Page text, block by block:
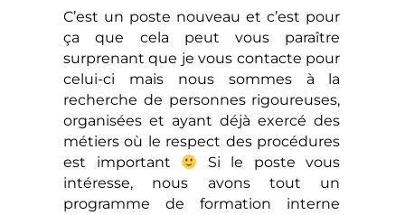
C’est un poste nouveau et c’est pour
ça que cela peut vous paraître
surprenant que je vous contacte pour
celui-ci mais nous sommes à la
recherche de personnes rigoureuses,
organisées et ayant déjà exercé des
métiers où le respect des procédures
est important
Si le poste vous
intéresse, nous avons tout un
programme de formation interne